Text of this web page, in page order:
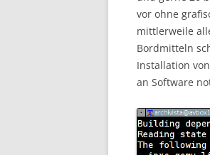
vor ohne
mittlerweile
Bordmitteln
Installation
an Software